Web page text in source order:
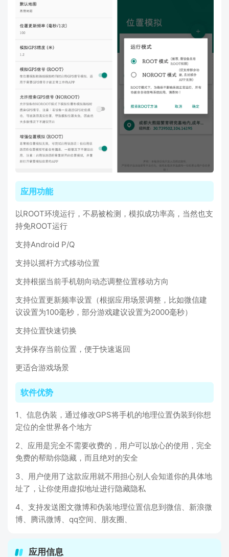
应用功能
以ROOT环境运行，不易被检测，模拟成功率高，当然也支
持免ROOT运行
支持Android P/Q
支持以摇杆方式移动位置
支持根据当前手机朝向动态调整位置移动方向
支持位置更新频率设置（根据应用场景调整，比如微信建
议设置为100毫秒，部分游戏建议设置为2000毫秒）
支持位置快速切换
支持保存当前位置，便于快速返回
更适合游戏场景
软件优势
1、信息伪装，通过修改GPS将手机的地理位置伪装到你想
定位的全世界各个地方
2、应用是完全不需要收费的，用户可以放心的使用，完全
免费的帮助你隐藏，而且绝对的安全
3、用户使用了这款应用就不用担心别人会知道你的具体地
址了，让你使用虚拟地址进行隐藏隐私
4、支持发送图文微博和伪装地理位置信息到微信、新浪微
博、腾讯微博、qq空间、朋友圈、
应用信息